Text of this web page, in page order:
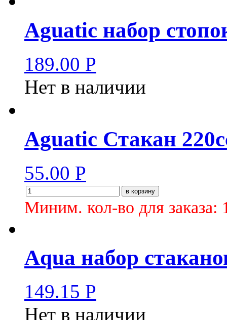
Aguatiс набор
189.00 Р
Нет в наличии
Aguatiс Стакан
55.00 Р
в корзину
Миним. кол-во для заказа:
Aqua набор
149.15 Р
Нет в наличии